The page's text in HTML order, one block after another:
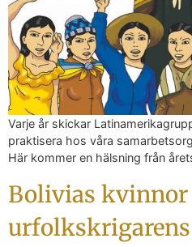
Varje år skickar
praktisera hos våra
Här kommer en hälsning från
Bolivias